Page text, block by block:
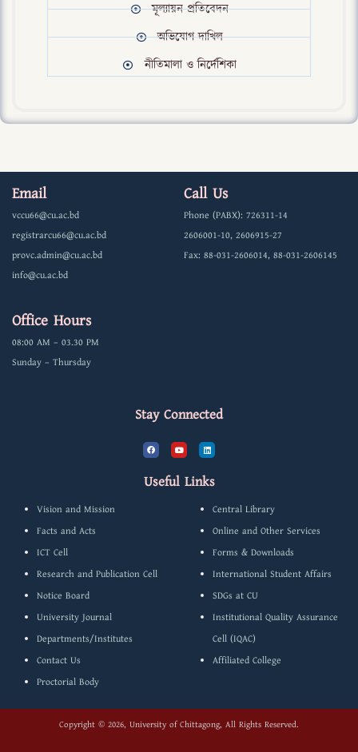
মূল্যায়ন প্রতিবেদন
অভিযোগ দাখিল
নীতিমালা ও নির্দেশিকা
Email
vccu66@cu.ac.bd
registrarcu66@cu.ac.bd
provc.admin@cu.ac.bd
info@cu.ac.bd
Call Us
Phone (PABX): 726311-14
2606001-10, 2606915-27
Fax: 88-031-2606014, 88-031-2606145
Office Hours
08:00 AM – 03.30 PM
Sunday – Thursday
Stay Connected
F
a
c
b
o
Y
o
u
u
b
L
i
n
d
Useful Links
Vision and Mission
Facts and Acts
ICT Cell
Research and Publication Cell
Notice Board
University Journal
Departments/Institutes
Contact Us
Proctorial Body
Central Library
Online and Other Services
Forms & Downloads
International Student Affairs
SDGs at CU
Institutional Quality Assurance
Cell (IQAC)
Affiliated College
Copyright © 2026, University of Chittagong, All Rights Reserved.